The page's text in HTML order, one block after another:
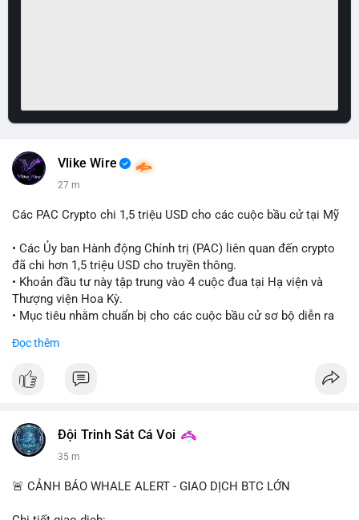
Vlike Wire
27 m
Các PAC Crypto chi 1,5 triệu USD cho các cuộc bầu cử tại Mỹ
• Các Ủy ban Hành động Chính trị (PAC) liên quan đến crypto
đã chi hơn 1,5 triệu USD cho truyền thông.
• Khoản đầu tư này tập trung vào 4 cuộc đua tại Hạ viện và
Thượng viện Hoa Kỳ.
• Mục tiêu nhằm chuẩn bị cho các cuộc bầu cử sơ bộ diễn ra
#vlikevn #titanbot
Đọc thêm
Đội Trinh Sát Cá Voi
36 m
🚨 CẢNH BÁO WHALE ALERT - GIAO DỊCH BTC LỚN